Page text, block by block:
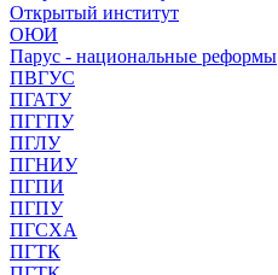
Открытый институт
ОЮИ
Парус - национальные реформы
ПВГУС
ПГАТУ
ПГГПУ
ПГЛУ
ПГНИУ
ПГПИ
ПГПУ
ПГСХА
ПГТК